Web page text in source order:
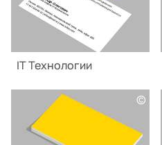
IT Технологии
©